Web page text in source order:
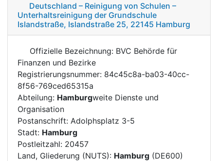
Deutschland – Reinigung von Schulen –
Unterhaltsreinigung der Grundschule
Islandstraße, Islandstraße 25, 22145 Hamburg
Offizielle Bezeichnung: BVC Behörde für
Finanzen und Bezirke
Registrierungsnummer: 84c45c8a-ba03-40cc-
8f56-769ced65315a
Abteilung: Hamburgweite Dienste und
Organisation
Postanschrift: Adolphsplatz 3-5
Stadt: Hamburg
Postleitzahl: 20457
Land, Gliederung (NUTS): Hamburg (DE600)